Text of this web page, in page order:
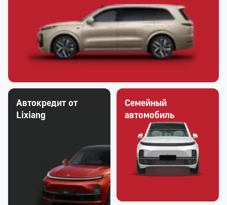
Семейный
автомобиль
Автокредит от
Lixiang